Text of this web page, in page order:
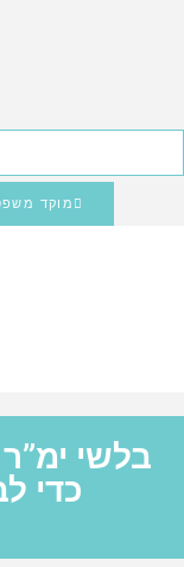
מוקד משפטי 24 שעות ביממה: 1599-
בלשי
כדי